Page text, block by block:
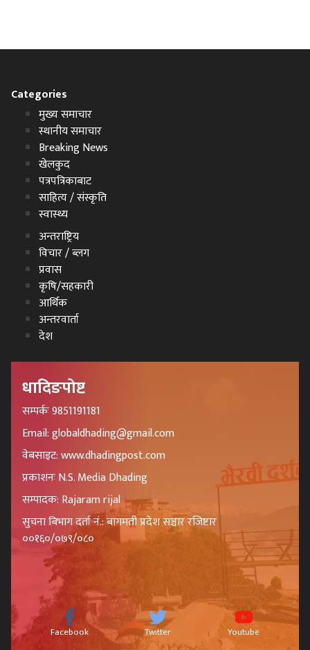
Categories
मुख्य समाचार
स्थानीय समाचार
Breaking News
खेलकुद
पत्रपत्रिकाबाट
साहित्य / संस्कृति
स्वास्थ्य
अन्तराष्ट्रिय
विचार / ब्लग
प्रवास
कृषि/सहकारी
आर्थिक
अन्तरवार्ता
देश
धादिङपोष्ट
सम्पर्कः 9851191181
Email: globaldhading@gmail.com
वेबसाइट: www.dhadingpost.com
प्रकाशनः N.S. Media Dhading
सम्पादक: Rajaram rijal
सुचना बिभाग दर्ता नं.: बागमती प्रदेश सञ्चार रजिष्टार
००१६०/०७९/०८०
Facebook Twitter Youtube